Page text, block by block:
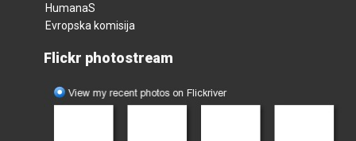
HumanaS
Evropska komisija
Flickr photostream